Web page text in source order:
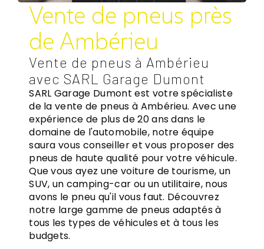
Vente de pneus près
de Ambérieu
Vente de pneus à Ambérieu
avec SARL Garage Dumont
SARL Garage Dumont est votre spécialiste
de la vente de pneus à Ambérieu. Avec une
expérience de plus de 20 ans dans le
domaine de l'automobile, notre équipe
saura vous conseiller et vous proposer des
pneus de haute qualité pour votre véhicule.
Que vous ayez une voiture de tourisme, un
SUV, un camping-car ou un utilitaire, nous
avons le pneu qu'il vous faut. Découvrez
notre large gamme de pneus adaptés à
tous les types de véhicules et à tous les
budgets.